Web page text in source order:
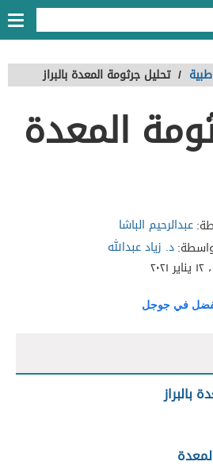
/ تحليل جرثومة المعدة بالبراز
المعدة
عبدالرحيم الباشا
د. زياد عبدالله
في جوجل
بالبراز